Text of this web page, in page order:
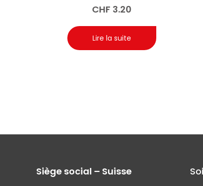
CHF 3.20
Lire la suite
Siège social – Suisse